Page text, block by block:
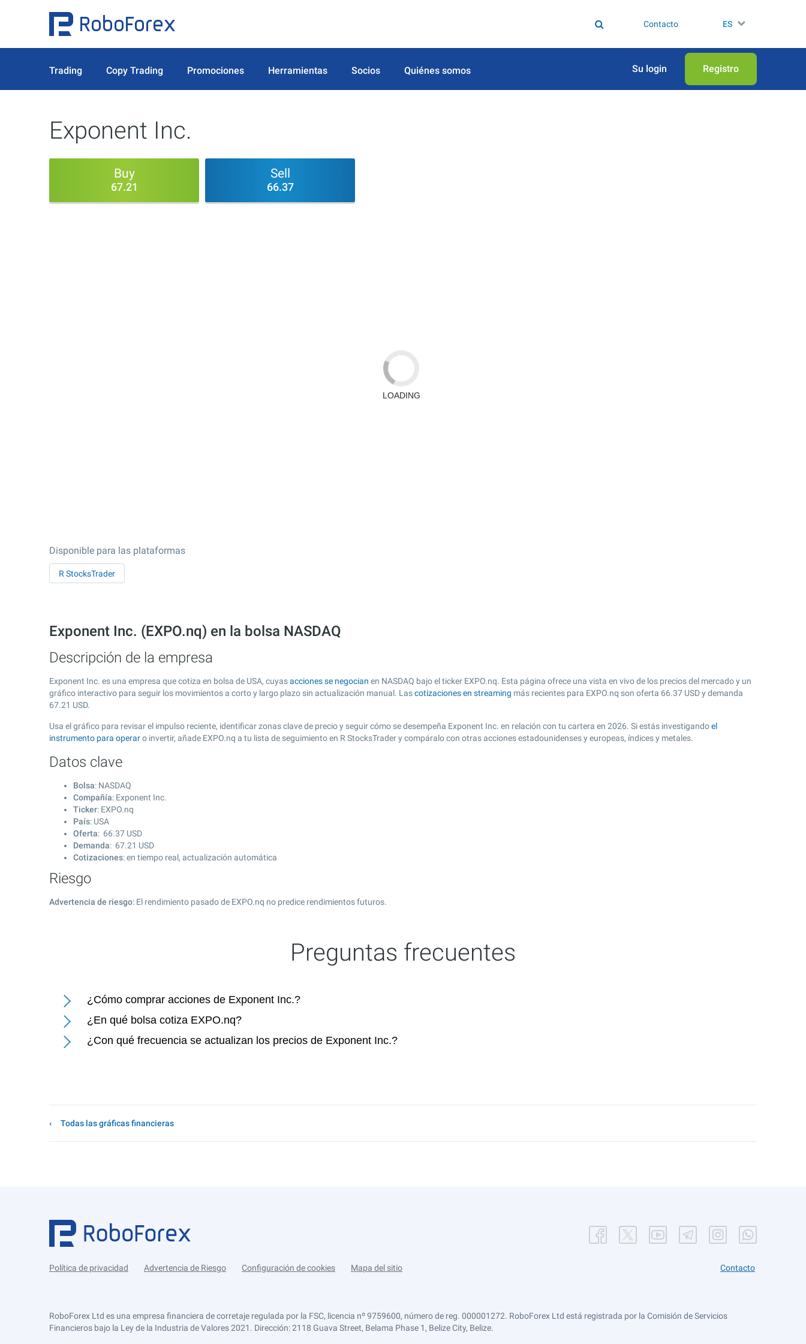
Contacto ES
Trading Copy Trading Promociones Herramientas Socios Quiénes somos Su login Registro
Exponent Inc.
Buy
67.21
Sell
66.37
Disponible para las plataformas
R StocksTrader
Exponent Inc. (EXPO.nq) en la bolsa NASDAQ
Descripción de la empresa
Exponent Inc. es una empresa que cotiza en bolsa de USA, cuyasacciones se negocian en NASDAQ bajo el ticker EXPO.nq. Esta página ofrece una vista en vivo de los precios del mercado y un
gráfico interactivo para seguir los movimientos a corto y largo plazo sin actualización manual. Lascotizaciones en streaming más recientes para EXPO.nq son oferta 66.37 USD y demanda
67.21 USD.
Usa el gráfico para revisar el impulso reciente, identificar zonas clave de precio y seguir cómo se desempeña Exponent Inc. en relación con tu cartera en 2026. Si estás investigandoel
instrumento para operaro invertir, añade EXPO.nq a tu lista de seguimiento en R StocksTrader y compáralo con otras acciones estadounidenses y europeas, índices y metales.
Datos clave
Bolsa: NASDAQ
Compañía: Exponent Inc.
Ticker: EXPO.nq
País: USA
Oferta: 66.37 USD
Demanda: 67.21 USD
Cotizaciones: en tiempo real, actualización automática
Riesgo
Advertencia de riesgo: El rendimiento pasado de EXPO.nq no predice rendimientos futuros.
Preguntas frecuentes
¿Cómo comprar acciones de Exponent Inc.?
¿En qué bolsa cotiza EXPO.nq?
¿Con qué frecuencia se actualizan los precios de Exponent Inc.?
Todas las gráficas financieras
Política de privacidad Advertencia de Riesgo Configuración de cookies Mapa del sitio Contacto
RoboForex Ltd es una empresa financiera de corretaje regulada por la FSC, licencia nº 9759600, número de reg. 000001272. RoboForex Ltd está registrada por la Comisión de Servicios
Financieros bajo la Ley de la Industria de Valores 2021. Dirección: 2118 Guava Street, Belama Phase 1, Belize City, Belize.